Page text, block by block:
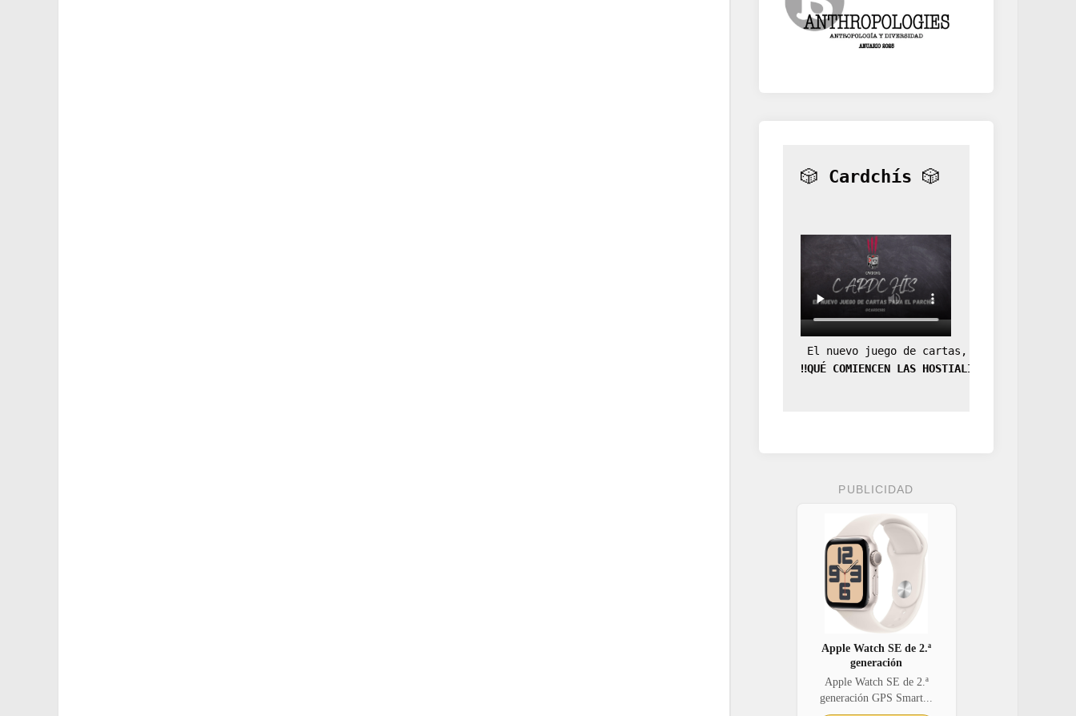
🎲 Cardchís 🎲
El nuevo juego de cartas, la expansión
‼️QUÉ COMIENCEN LAS HOSTIALIDADES‼️
PUBLICIDAD
Apple Watch SE de 2.ª
generación
Apple Watch SE de 2.ª
generación GPS Smart...